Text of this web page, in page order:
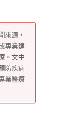
來源，
專業建
。文中
防疾病
業醫療